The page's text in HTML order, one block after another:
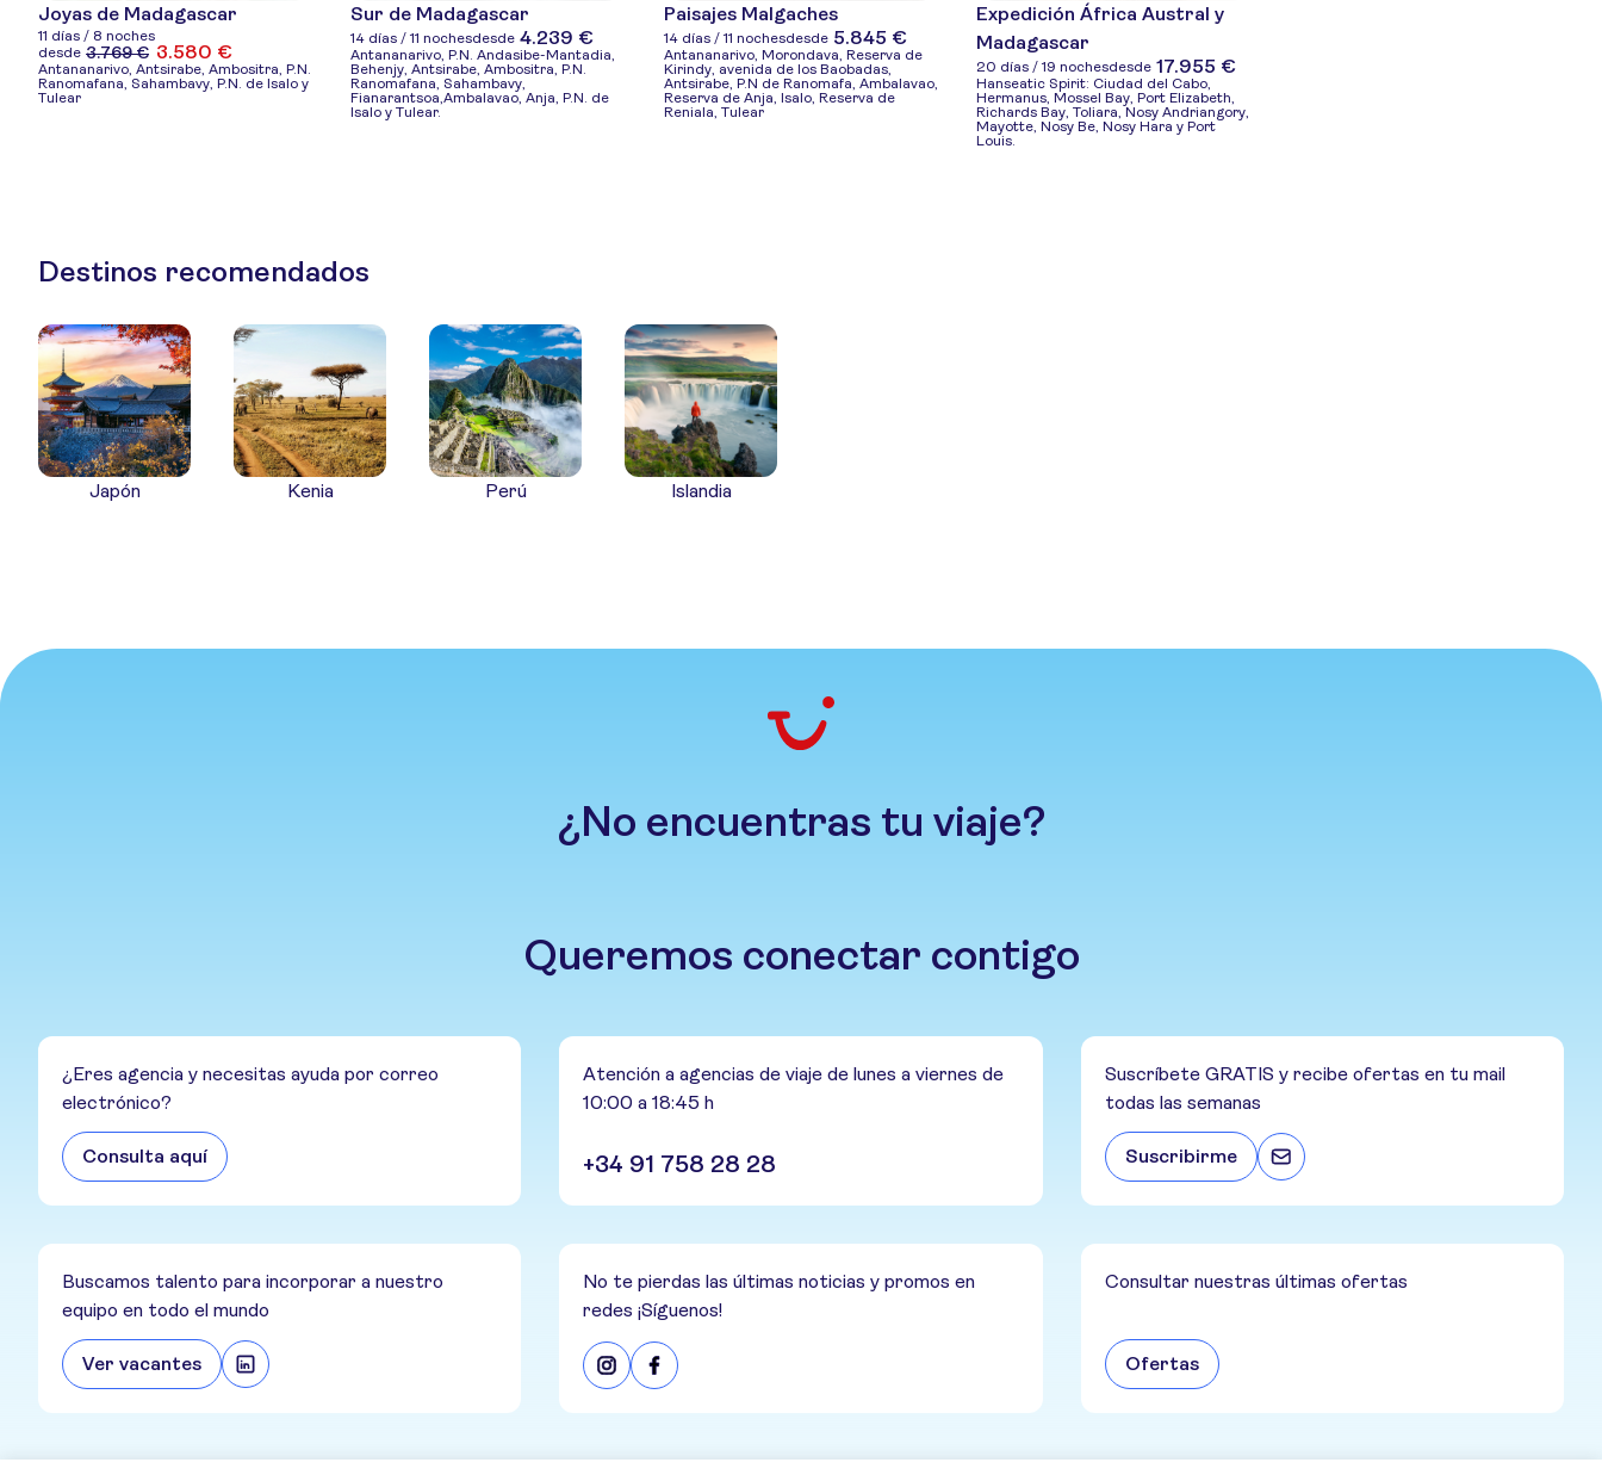
Joyas de Madagascar
11 días / 8 noches
desde 3.769 € 3.580 €
Antananarivo, Antsirabe, Ambositra, P.N.
Ranomafana, Sahambavy, P.N. de Isalo y
Tulear
Sur de Madagascar
14 días / 11 nochesdesde 4.239 €
Antananarivo, P.N. Andasibe-Mantadia,
Behenjy, Antsirabe, Ambositra, P.N.
Ranomafana, Sahambavy,
Fianarantsoa,Ambalavao, Anja, P.N. de
Isalo y Tulear.
Paisajes Malgaches
14 días / 11 nochesdesde 5.845 €
Antananarivo, Morondava, Reserva de
Kirindy, avenida de los Baobadas,
Antsirabe, P.N de Ranomafa, Ambalavao,
Reserva de Anja, Isalo, Reserva de
Reniala, Tulear
Expedición África Austral y
Madagascar
20 días / 19 nochesdesde 17.955 €
Hanseatic Spirit: Ciudad del Cabo,
Hermanus, Mossel Bay, Port Elizabeth,
Richards Bay, Toliara, Nosy Andriangory,
Mayotte, Nosy Be, Nosy Hara y Port
Louis.
Destinos recomendados
Japón Kenia Perú Islandia
¿No encuentras tu viaje?
Queremos conectar contigo
¿Eres agencia y necesitas ayuda por correo
electrónico?
Consulta aquí
Atención a agencias de viaje de lunes a viernes de
10:00 a 18:45 h
+34 91 758 28 28
Suscríbete GRATIS y recibe ofertas en tu mail
todas las semanas
Suscribirme
Buscamos talento para incorporar a nuestro
equipo en todo el mundo
Ver vacantes
No te pierdas las últimas noticias y promos en
redes ¡Síguenos!
Consultar nuestras últimas ofertas
Ofertas